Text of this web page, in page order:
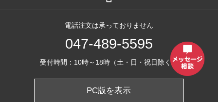
電話注文は承っておりません
047-489-5595
受付時間：10時～18時（土・日・祝日除く）
PC版を表示